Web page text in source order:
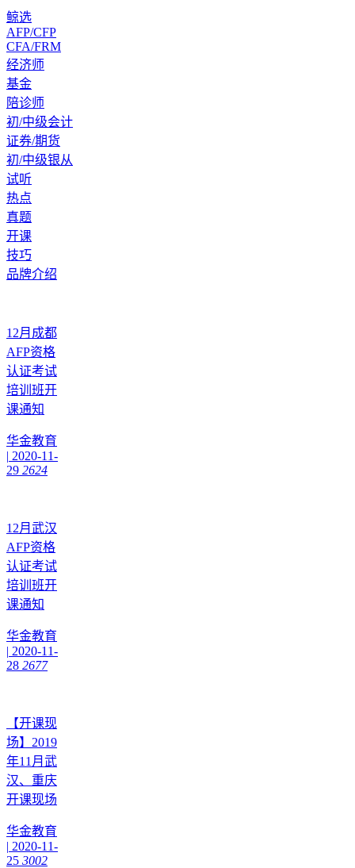
鲸选
AFP/CFP
CFA/FRM
经济师
基金
陪诊师
初/中级会计
证券/期货
初/中级银从
试听
热点
真题
开课
技巧
品牌介绍
12月成都
AFP资格
认证考试
培训班开
课通知
华金教育
| 2020-11-
29 2624
12月武汉
AFP资格
认证考试
培训班开
课通知
华金教育
| 2020-11-
28 2677
【开课现
场】2019
年11月武
汉、重庆
开课现场
华金教育
| 2020-11-
25 3002